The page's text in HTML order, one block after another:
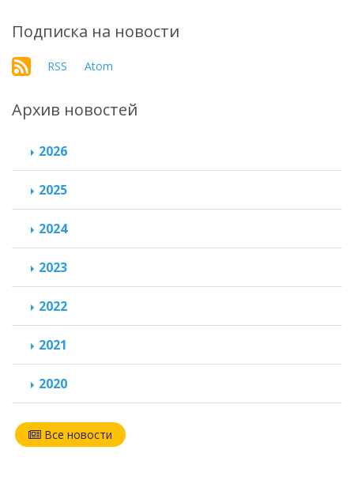
Подписка на новости
RSS Atom
Архив новостей
2026
2025
2024
2023
2022
2021
2020
Все новости